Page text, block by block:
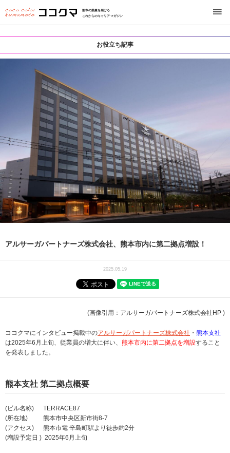
熊本の熱量を届ける
これからのキャリアマガジン
お役立ち記事
アルサーガパートナーズ株式会社、熊本市内に第二拠点増設！
2025.05.19
(画像引用：アルサーガパートナーズ株式会社HP )
ココクマにインタビュー掲載中のアルサーガパートナーズ株式会社 ・ 熊本支社
は2025年6月上旬、従業員の増大に伴い、 熊本市内に第二拠点を増設すること
を発表しました。
熊本支社 第二拠点概要
(ビル名称) TERRACE87
(所在地) 熊本市中央区新市街8-7
(アクセス) 熊本市電 辛島町駅より徒歩約2分
(増設予定日 ) 2025年6月上旬